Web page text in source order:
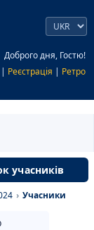
Доброго дня, Гостю!
| Реєстрація | Ретро
учасників
› Учасники